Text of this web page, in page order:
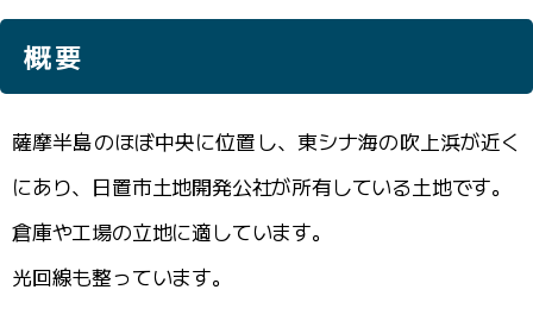
概要
薩摩半島のほぼ中央に位置し、東シナ海の吹上浜が近く
にあり、日置市土地開発公社が所有している土地です。
倉庫や工場の立地に適しています。
光回線も整っています。